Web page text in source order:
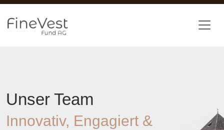
Skip to main content
Unser Team
Innovativ, Engagiert &